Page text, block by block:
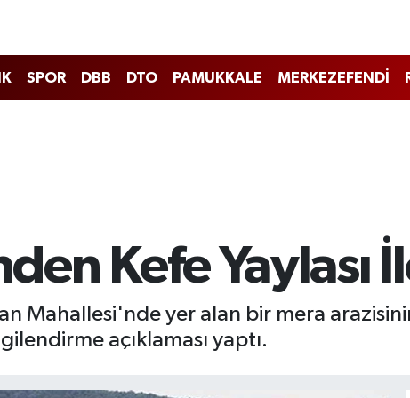
SPOR DBB DTO PAMUKKALE MERKEZEFENDİ
Kefe Yaylası
Mahallesi'nde yer alan bir mera
açıklaması yaptı.